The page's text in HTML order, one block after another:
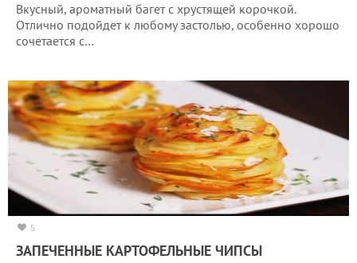
Вкусный, ароматный багет с хрустящей корочкой.
Отлично подойдет к любому застолью, особенно хорошо
сочетается с…
5
ЗАПЕЧЕННЫЕ КАРТОФЕЛЬНЫЕ ЧИПСЫ